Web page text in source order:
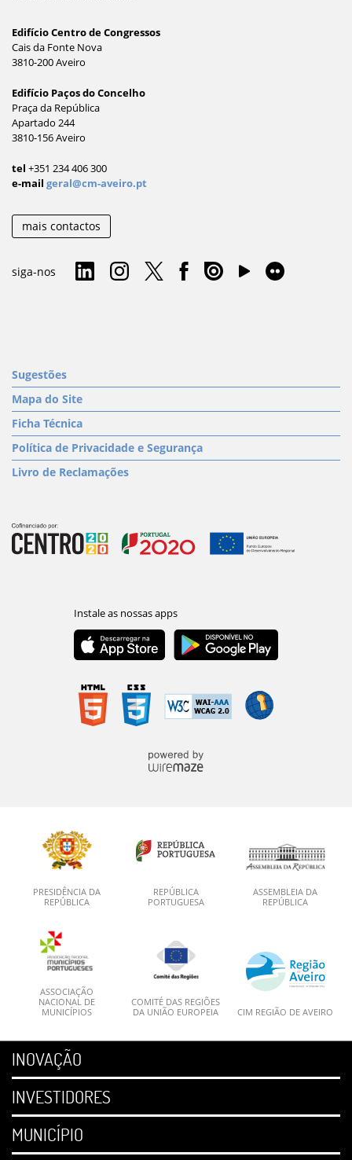
Edifício Centro de Congressos
Cais da Fonte Nova
3810-200 Aveiro
Edifício Paços do Concelho
Praça da República
Apartado 244
3810-156 Aveiro
tel +351 234 406 300
e-mail geral@cm-aveiro.pt
mais contactos
siga-nos
Sugestões
Mapa do Site
Ficha Técnica
Política de Privacidade e Segurança
Livro de Reclamações
PRESIDÊNCIA DA
REPÚBLICA
REPÚBLICA
PORTUGUESA
ASSEMBLEIA DA
REPÚBLICA
ASSOCIAÇÃO
NACIONAL DE
MUNICÍPIOS
COMITÉ DAS REGIÕES
DA UNIÃO EUROPEIA
CIM REGIÃO DE AVEIRO
INOVAÇÃO
INVESTIDORES
MUNICÍPIO